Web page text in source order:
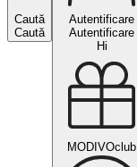
Caută
Caută
Autentificare
Autentificare
Hi
MODIVOclub